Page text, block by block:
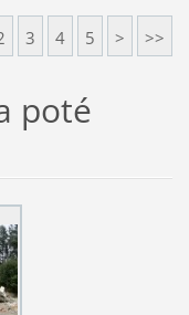
3 4 5 > >>
poté